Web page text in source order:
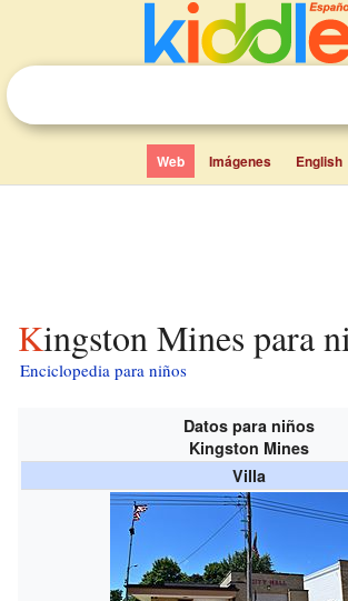
Web Imágenes English
Kingston Mines para
Enciclopedia para niños
Datos para niños
Kingston Mines
Villa